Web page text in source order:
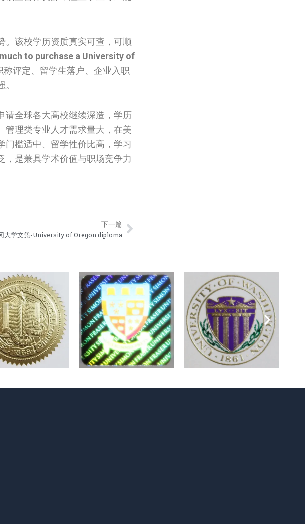
。该校学历资质真实可查，可顺
to purchase a University of
评定、留学生落户、企业入职
请全球各大高校继续深造，学历
管理类专业人才需求量大，在美
门槛适中、留学性价比高，学习
，是兼具学术价值与职场竞争力
下一篇
大学文凭-University of Oregon diploma